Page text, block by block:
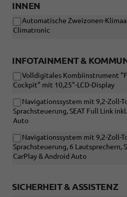
INNEN
Automatische Zweizonen-
Climatronic
INFOTAINMENT &
Volldigitales Kombiinstrument
Cockpit" mit 10,25"-LCD-Display
Navigationssystem mit 9,2-Zoll-
Sprachsteuerung, SEAT Full Link
Auto
Navigationssystem mit 9,2-Zoll-
Sprachsteuerung, 6 Lautsprechern,
CarPlay & Android Auto
SICHERHEIT & ASSISTENZ